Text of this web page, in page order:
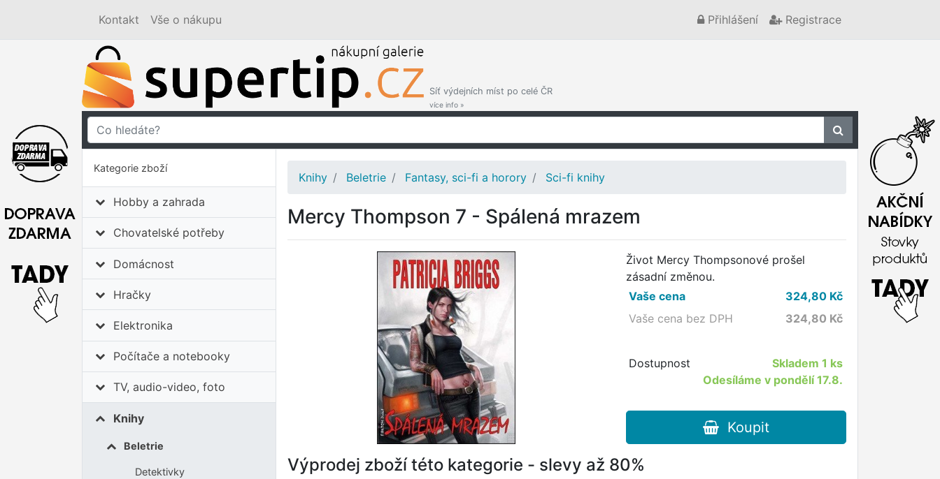
Kontakt Vše o nákupu Přihlášení Registrace
Síť výdejních míst po celé ČR
více info »
Kategorie zboží
Hobby a zahrada
Chovatelské potřeby
Domácnost
Hračky
Elektronika
Počítače a notebooky
TV, audio-video, foto
Knihy
Beletrie
Detektivky
Knihy Beletrie Fantasy, sci-fi a horory Sci-fi knihy
Mercy Thompson 7 - Spálená mrazem
Život Mercy Thompsonové prošel
zásadní změnou.
Vaše cena
324,80Kč
Vaše cena bez DPH
324,80 Kč
Dostupnost Skladem 1 ks
Odesíláme v pondělí 17.8.
Koupit
Výprodej zboží této kategorie - slevy až 80%